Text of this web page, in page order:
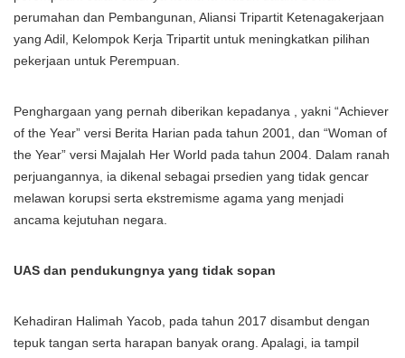
perumahan dan Pembangunan, Aliansi Tripartit Ketenagakerjaan
yang Adil, Kelompok Kerja Tripartit untuk meningkatkan pilihan
pekerjaan untuk Perempuan.
Penghargaan yang pernah diberikan kepadanya , yakni “Achiever
of the Year” versi Berita Harian pada tahun 2001, dan “Woman of
the Year” versi Majalah Her World pada tahun 2004. Dalam ranah
perjuangannya, ia dikenal sebagai prsedien yang tidak gencar
melawan korupsi serta ekstremisme agama yang menjadi
ancama kejutuhan negara.
UAS dan pendukungnya yang tidak sopan
Kehadiran Halimah Yacob, pada tahun 2017 disambut dengan
tepuk tangan serta harapan banyak orang. Apalagi, ia tampil